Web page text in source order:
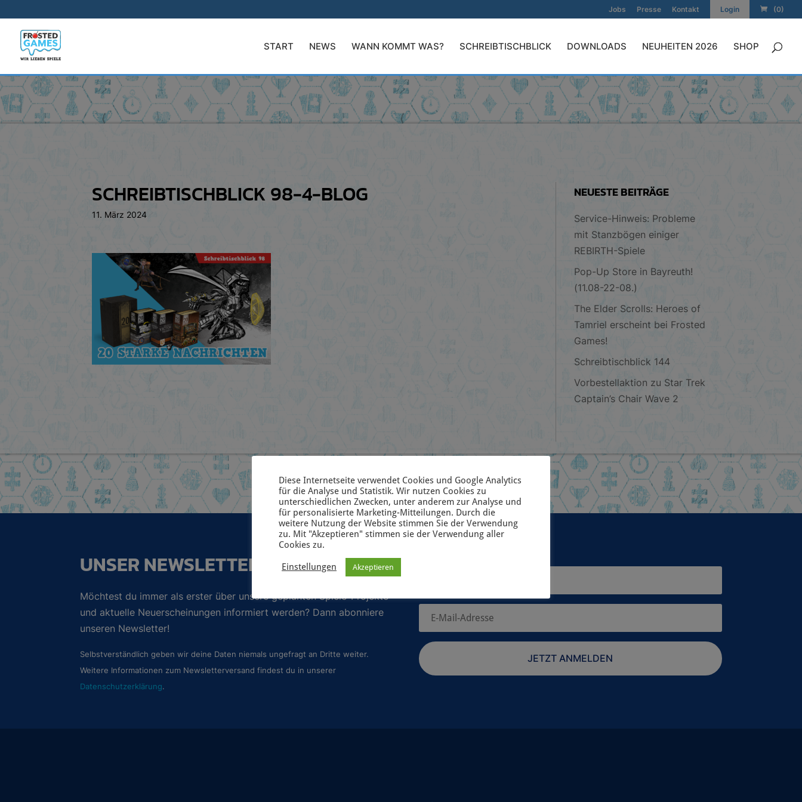
Jobs Presse Kontakt Login (0)
START NEWS WANN KOMMT WAS? SCHREIBTISCHBLICK DOWNLOADS NEUHEITEN 2026 SHOP
SCHREIBTISCHBLICK 98-4-BLOG
11. März 2024
NEUESTE BEITRÄGE
Service-Hinweis: Probleme
mit Stanzbögen einiger
REBIRTH-Spiele
Pop-Up Store in Bayreuth!
(11.08-22-08.)
The Elder Scrolls: Heroes of
Tamriel erscheint bei Frosted
Games!
Schreibtischblick 144
Vorbestellaktion zu Star Trek
Captain’s Chair Wave 2
UNSER NEWSLETTER
Möchtest du immer als erster über unsere geplanten Spiele-Projekte
und aktuelle Neuerscheinungen informiert werden? Dann abonniere
unseren Newsletter!
Selbstverständlich geben wir deine Daten niemals ungefragt an Dritte weiter.
Weitere Informationen zum Newsletterversand findest du in unserer
Datenschutzerklärung.
JETZT ANMELDEN
Diese Internetseite verwendet Cookies und Google Analytics
für die Analyse und Statistik. Wir nutzen Cookies zu
unterschiedlichen Zwecken, unter anderem zur Analyse und
für personalisierte Marketing-Mitteilungen. Durch die
weitere Nutzung der Website stimmen Sie der Verwendung
zu. Mit "Akzeptieren" stimmen sie der Verwendung aller
Cookies zu.
Einstellungen Akzeptieren